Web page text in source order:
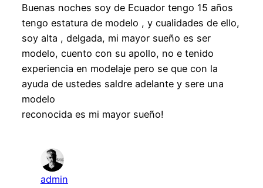
Buenas noches soy de Ecuador tengo 15 años
tengo estatura de modelo , y cualidades de ello,
soy alta , delgada, mi mayor sueño es ser
modelo, cuento con su apollo, no e tenido
experiencia en modelaje pero se que con la
ayuda de ustedes saldre adelante y sere una
modelo
reconocida es mi mayor sueño!
admin